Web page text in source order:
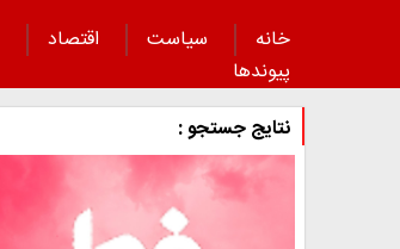
خانه سیاست اقتصاد
پیوند‌ها
نتایج جستجو :